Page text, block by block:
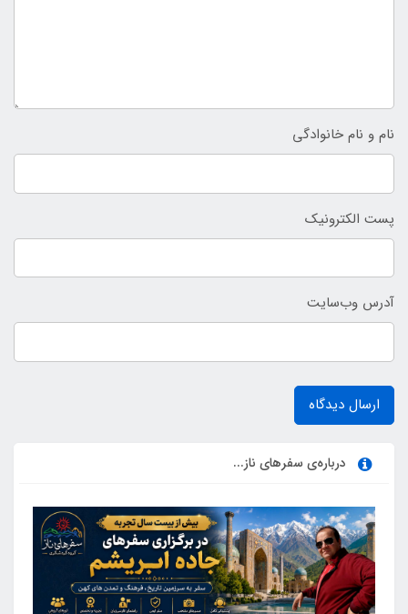
نام و نام خانوادگی
پست الکترونیک
آدرس وب‌سایت
ارسال دیدگاه
درباره‌ی سفرهای ناز...